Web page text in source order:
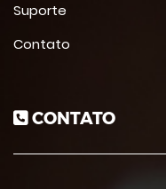
Suporte
Contato
CONTATO